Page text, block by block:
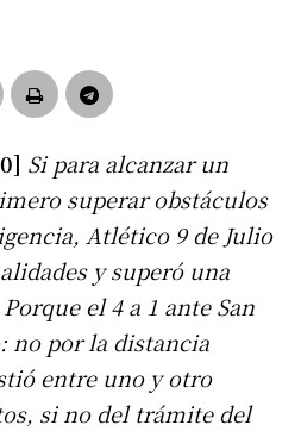
Si para alcanzar un
superar obstáculos
Atlético 9 de Julio
y superó una
el 4 a 1 ante San
no por la distancia
entre uno y otro
si no del trámite del